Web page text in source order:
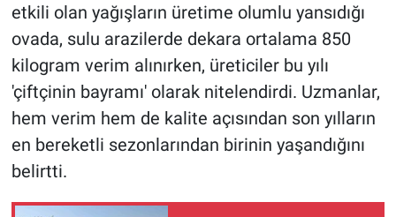
etkili olan yağışların üretime olumlu yansıdığı
ovada, sulu arazilerde dekara ortalama 850
kilogram verim alınırken, üreticiler bu yılı
'çiftçinin bayramı' olarak nitelendirdi. Uzmanlar,
hem verim hem de kalite açısından son yılların
en bereketli sezonlarından birinin yaşandığını
belirtti.